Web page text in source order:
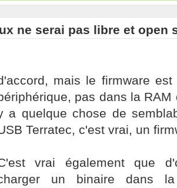
ne serai pas libre et open
mais le firmware
pas dans la
a quelque chose de
Terratec, c'est vrai, un
vrai également que
un binaire dans